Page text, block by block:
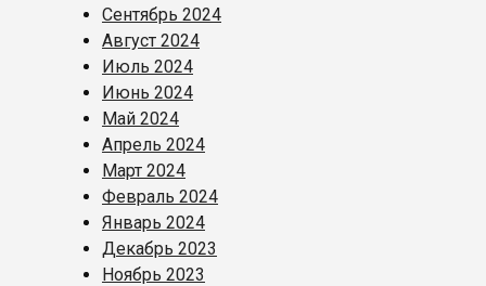
Сентябрь 2024
Август 2024
Июль 2024
Июнь 2024
Май 2024
Апрель 2024
Март 2024
Февраль 2024
Январь 2024
Декабрь 2023
Ноябрь 2023